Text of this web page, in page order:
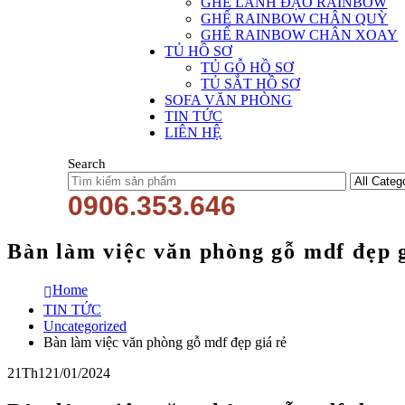
GHẾ RAINBOW CHÂN QUỲ
GHẾ RAINBOW CHÂN XOAY
TỦ HỒ SƠ
TỦ GỖ HỒ SƠ
TỦ SẮT HỒ SƠ
SOFA VĂN PHÒNG
TIN TỨC
LIÊN HỆ
Search
0906.353.646
Bàn làm việc văn phòng gỗ mdf đẹp
Home
TIN TỨC
Uncategorized
Bàn làm việc văn phòng gỗ mdf đẹp giá rẻ
21Th1 21/01/2024